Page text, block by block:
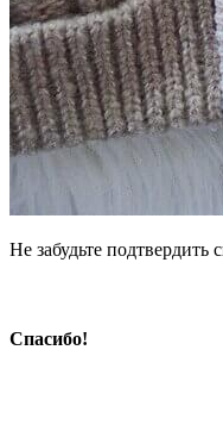
Не забудьте подтвердить
Спасибо!